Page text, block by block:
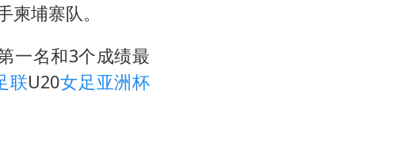
埔寨队。
一名和3个成绩最
联U20女足亚洲杯